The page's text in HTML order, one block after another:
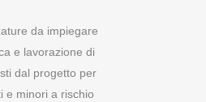
da impiegare
e lavorazione di
dal progetto per
e minori a rischio